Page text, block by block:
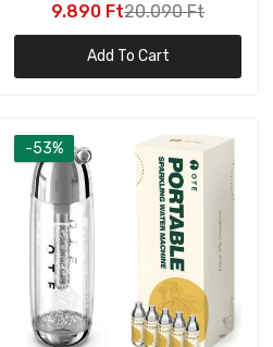
– Rózsaszín
20 db frissítő
9.890 Ft20.090 Ft
Add To Cart
-53%